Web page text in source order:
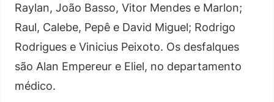
Raylan, João Basso, Vitor Mendes e Marlon;
Raul, Calebe, Pepê e David Miguel; Rodrigo
Rodrigues e Vinicius Peixoto. Os desfalques
são Alan Empereur e Eliel, no departamento
médico.